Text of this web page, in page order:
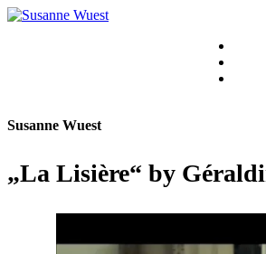
Susanne Wuest
„La Lisière“ by